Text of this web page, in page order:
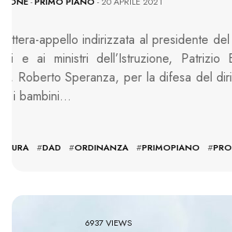
lettera-appello indirizzata al presidente
e ai ministri dell’Istruzione, Patrizio
Roberto Speranza, per la difesa del
i bambini…
#DAD #ORDINANZA #PRIMOPIANO #
6937 VIEWS